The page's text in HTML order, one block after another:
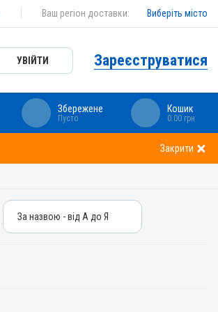
Ваш регіон доставки: Виберіть місто
УВІЙТИ Зареєструватися
Збережене
Пусто
Кошик
0.00 грн
Закрити
За назвою - від А до Я